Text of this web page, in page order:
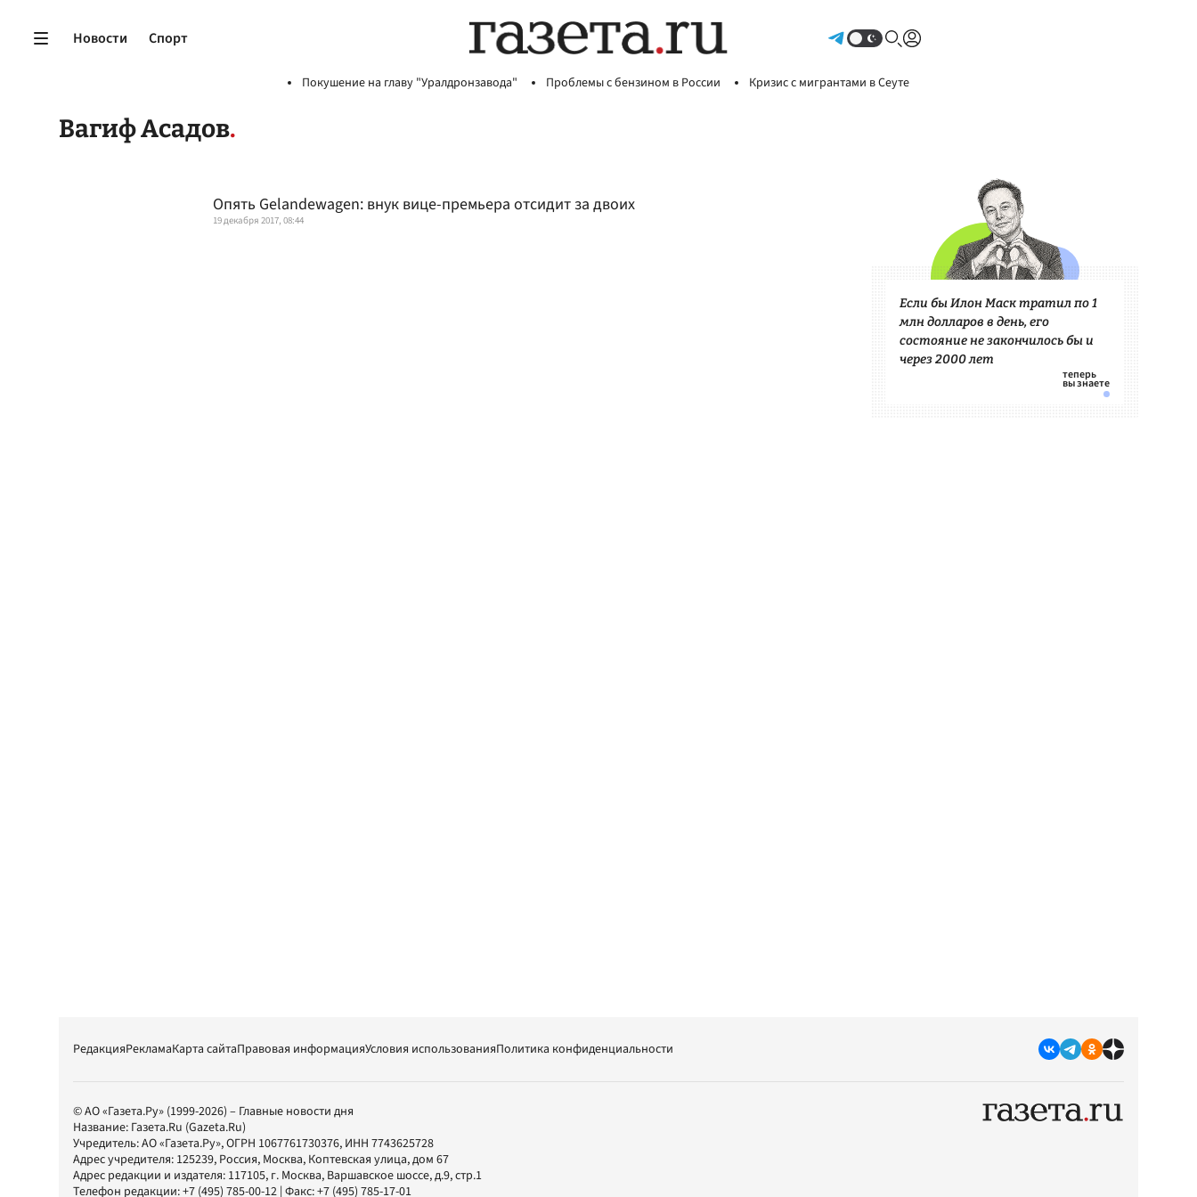
Новости Спорт
Покушение на главу "Уралдронзавода" Проблемы с бензином в России Кризис с мигрантами в Сеуте
Вагиф Асадов
Опять Gelandewagen: внук вице-премьера отсидит за двоих
19 декабря 2017, 08:44
Если бы Илон Маск тратил по 1
млн долларов в день, его
состояние не закончилось бы и
через 2000 лет
РедакцияРекламаКарта сайтаПравовая информацияУсловия использованияПолитика конфиденциальности
© АО «Газета.Ру» (1999-2026) – Главные новости дня
Название: Газета.Ru (Gazeta.Ru)
Учредитель:АО «Газета.Ру», ОГРН 1067761730376, ИНН 7743625728
Адрес учредителя: 125239, Россия, Москва, Коптевская улица, дом 67
Адрес редакции и издателя: 117105, г. Москва, Варшавское шоссе, д.9, стр.1
Телефон редакции:+7 (495) 785-00-12 | Факс:+7 (495) 785-17-01